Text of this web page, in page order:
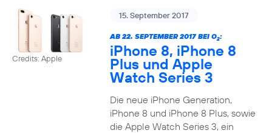
Credits: Apple
15. September 2017
AB 22. SEPTEMBER 2017 BEI O2:
iPhone 8, iPhone 8
Plus und Apple
Watch Series 3
Die neue iPhone Generation,
iPhone 8 und iPhone 8 Plus, sowie
die Apple Watch Series 3, ein